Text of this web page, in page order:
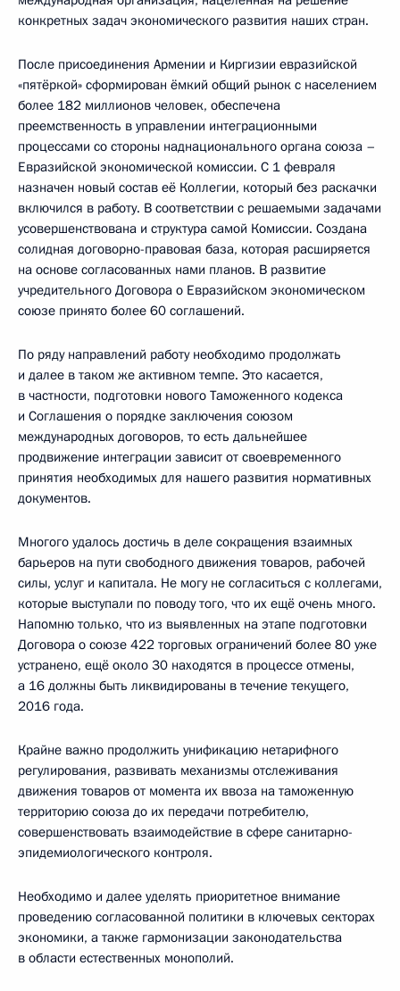
конкретных задач экономического развития наших стран.
После присоединения Армении и Киргизии евразийской
«пятёркой» сформирован ёмкий общий рынок с населением
более 182 миллионов человек, обеспечена
преемственность в управлении интеграционными
процессами со стороны наднационального органа союза –
Евразийской экономической комиссии. С 1 февраля
назначен новый состав её Коллегии, который без раскачки
включился в работу. В соответствии с решаемыми задачами
усовершенствована и структура самой Комиссии. Создана
солидная договорно-правовая база, которая расширяется
на основе согласованных нами планов. В развитие
учредительного Договора о Евразийском экономическом
союзе принято более 60 соглашений.
По ряду направлений работу необходимо продолжать
и далее в таком же активном темпе. Это касается,
в частности, подготовки нового Таможенного кодекса
и Соглашения о порядке заключения союзом
международных договоров, то есть дальнейшее
продвижение интеграции зависит от своевременного
принятия необходимых для нашего развития нормативных
документов.
Многого удалось достичь в деле сокращения взаимных
барьеров на пути свободного движения товаров, рабочей
силы, услуг и капитала. Не могу не согласиться с коллегами,
которые выступали по поводу того, что их ещё очень много.
Напомню только, что из выявленных на этапе подготовки
Договора о союзе 422 торговых ограничений более 80 уже
устранено, ещё около 30 находятся в процессе отмены,
а 16 должны быть ликвидированы в течение текущего,
2016 года.
Крайне важно продолжить унификацию нетарифного
регулирования, развивать механизмы отслеживания
движения товаров от момента их ввоза на таможенную
территорию союза до их передачи потребителю,
совершенствовать взаимодействие в сфере санитарно-
эпидемиологического контроля.
Необходимо и далее уделять приоритетное внимание
проведению согласованной политики в ключевых секторах
экономики, а также гармонизации законодательства
в области естественных монополий.